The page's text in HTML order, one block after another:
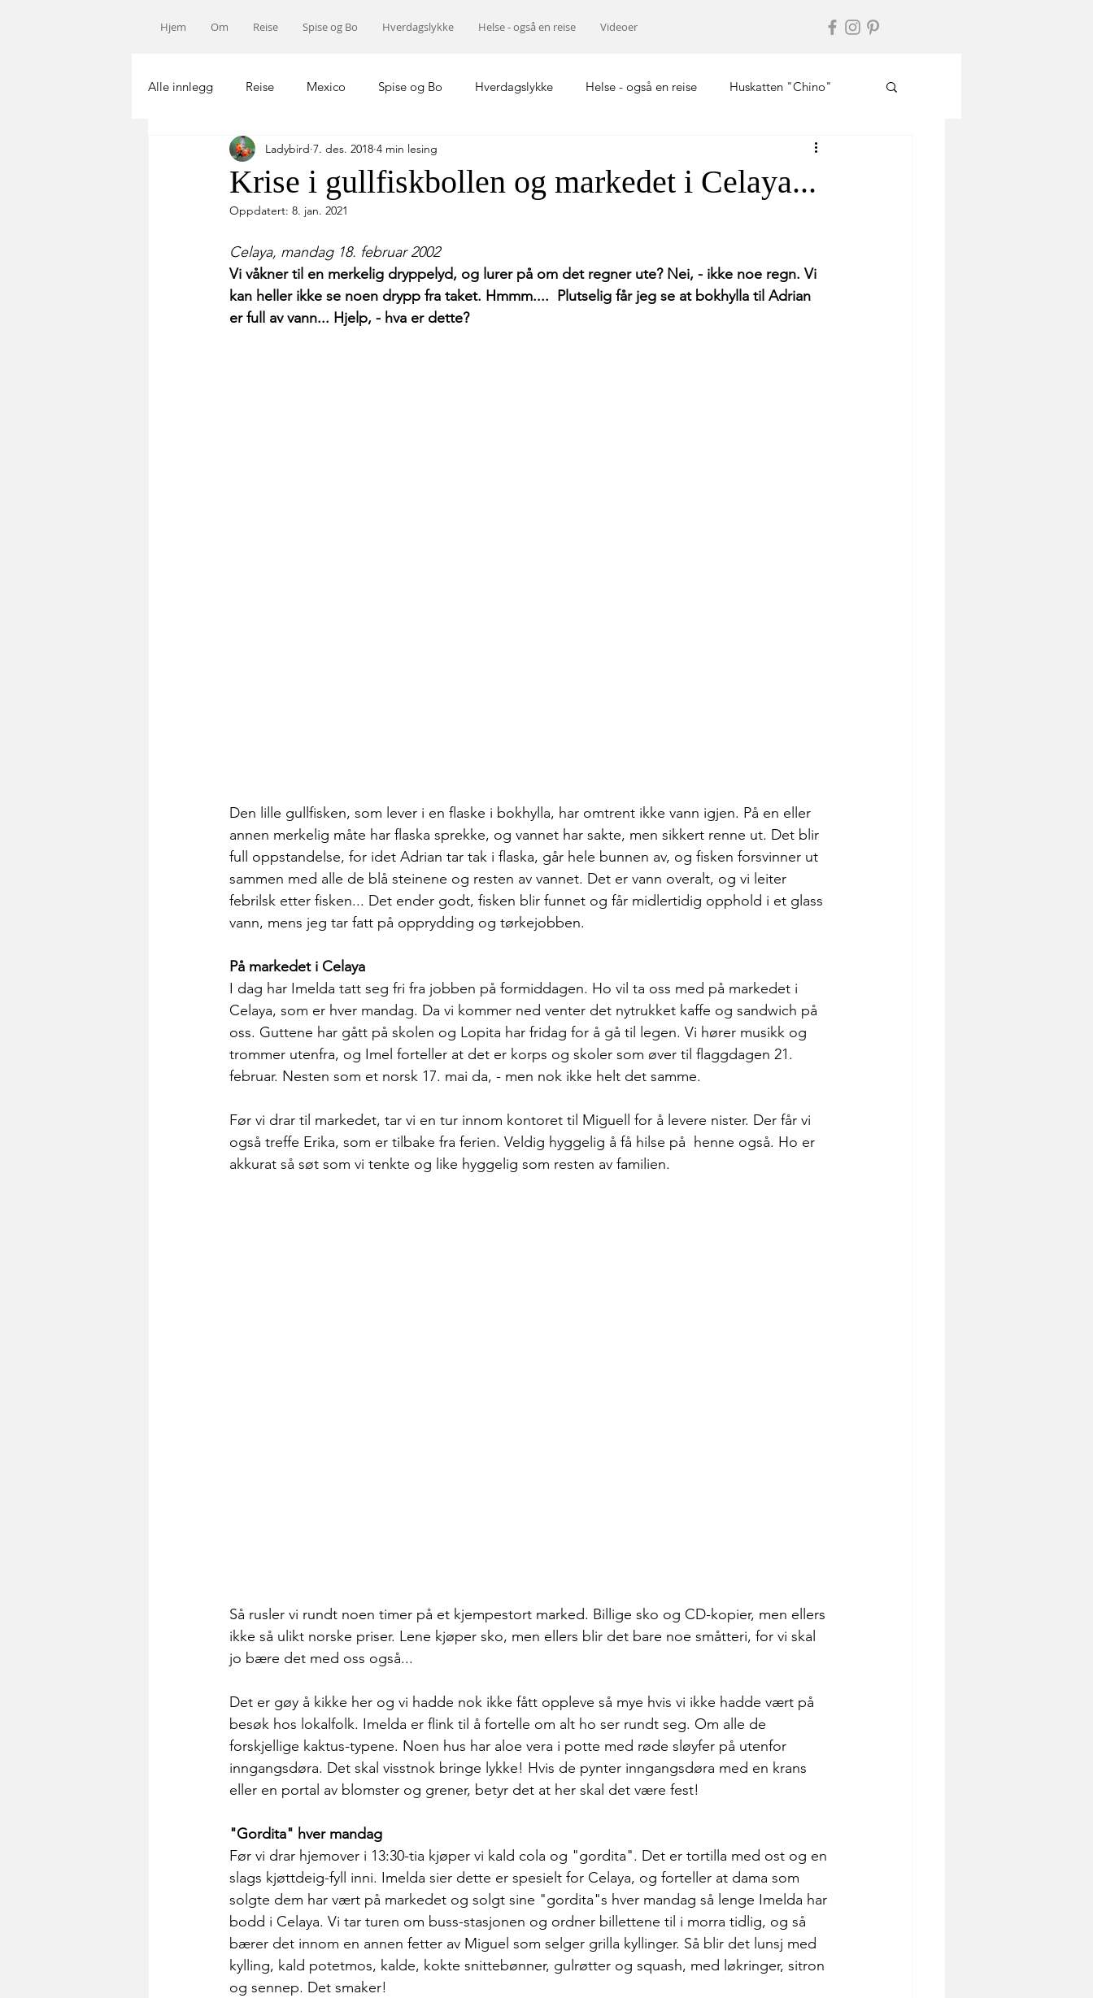
Hjem Om Reise Spise og Bo Hverdagslykke Helse - også en reise Videoer
Alle innlegg Reise Mexico Spise og Bo Hverdagslykke Helse - også en reise Huskatten "Chino"
USA Afrika Europa
Krise i gullfiskbollen og markedet i Celaya...
Ladybird 7. des. 2018 4 min lesing
Oppdatert: 8. jan. 2021
Celaya, mandag 18. februar 2002
Vi våkner til en merkelig dryppelyd, og lurer på om det regner ute? Nei, - ikke noe regn. Vi
kan heller ikke se noen drypp fra taket. Hmmm....  Plutselig får jeg se at bokhylla til Adrian
er full av vann... Hjelp, - hva er dette?
Den lille gullfisken, som lever i en flaske i bokhylla, har omtrent ikke vann igjen. På en eller
annen merkelig måte har flaska sprekke, og vannet har sakte, men sikkert renne ut. Det blir
full oppstandelse, for idet Adrian tar tak i flaska, går hele bunnen av, og fisken forsvinner ut
sammen med alle de blå steinene og resten av vannet. Det er vann overalt, og vi leiter
febrilsk etter fisken... Det ender godt, fisken blir funnet og får midlertidig opphold i et glass
vann, mens jeg tar fatt på opprydding og tørkejobben.
På markedet i Celaya
I dag har Imelda tatt seg fri fra jobben på formiddagen. Ho vil ta oss med på markedet i
Celaya, som er hver mandag. Da vi kommer ned venter det nytrukket kaffe og sandwich på
oss. Guttene har gått på skolen og Lopita har fridag for å gå til legen. Vi hører musikk og
trommer utenfra, og Imel forteller at det er korps og skoler som øver til flaggdagen 21.
februar. Nesten som et norsk 17. mai da, - men nok ikke helt det samme.
Før vi drar til markedet, tar vi en tur innom kontoret til Miguell for å levere nister. Der får vi
også treffe Erika, som er tilbake fra ferien. Veldig hyggelig å få hilse på  henne også. Ho er
akkurat så søt som vi tenkte og like hyggelig som resten av familien.
Så rusler vi rundt noen timer på et kjempestort marked. Billige sko og CD-kopier, men ellers
ikke så ulikt norske priser. Lene kjøper sko, men ellers blir det bare noe småtteri, for vi skal
jo bære det med oss også...
Det er gøy å kikke her og vi hadde nok ikke fått oppleve så mye hvis vi ikke hadde vært på
besøk hos lokalfolk. Imelda er flink til å fortelle om alt ho ser rundt seg. Om alle de
forskjellige kaktus-typene. Noen hus har aloe vera i potte med røde sløyfer på utenfor
inngangsdøra. Det skal visstnok bringe lykke! Hvis de pynter inngangsdøra med en krans
eller en portal av blomster og grener, betyr det at her skal det være fest!
"Gordita" hver mandag
Før vi drar hjemover i 13:30-tia kjøper vi kald cola og "gordita". Det er tortilla med ost og en
slags kjøttdeig-fyll inni. Imelda sier dette er spesielt for Celaya, og forteller at dama som
solgte dem har vært på markedet og solgt sine "gordita"s hver mandag så lenge Imelda har
bodd i Celaya. Vi tar turen om buss-stasjonen og ordner billettene til i morra tidlig, og så
bærer det innom en annen fetter av Miguel som selger grilla kyllinger. Så blir det lunsj med
kylling, kald potetmos, kalde, kokte snittebønner, gulrøtter og squash, med løkringer, sitron
og sennep. Det smaker!